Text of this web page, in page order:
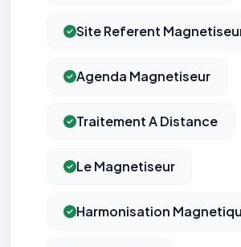
Site Referent
Agenda Magnetiseur
Traitement A Distance
Le Magnetiseur
Harmonisation